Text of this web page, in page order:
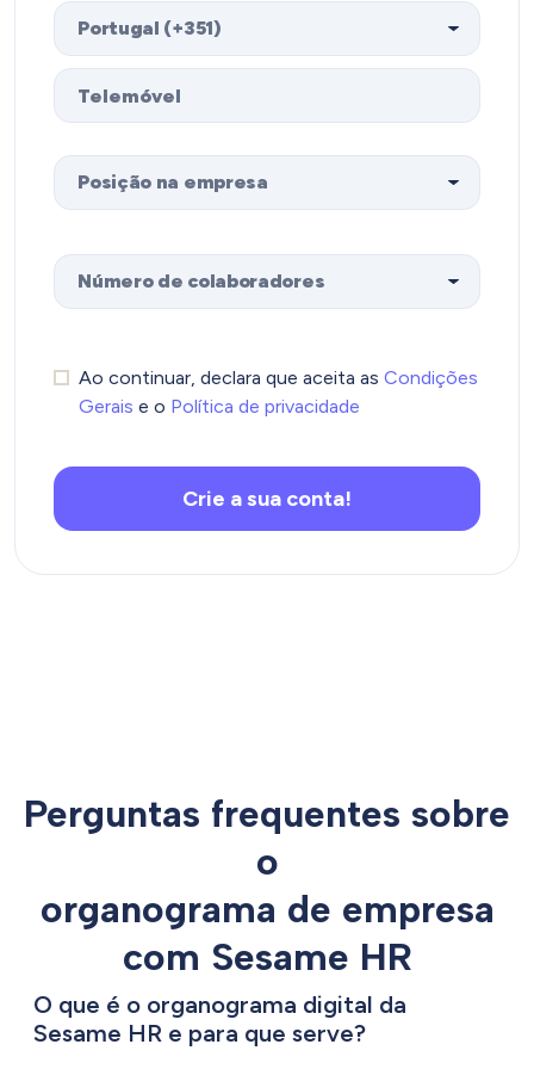
Ao continuar, declara que aceita as Condições
Gerais e o Política de privacidade
Crie a sua conta!
Perguntas frequentes sobre
o
organograma de empresa
com Sesame HR
O que é o organograma digital da
Sesame HR e para que serve?